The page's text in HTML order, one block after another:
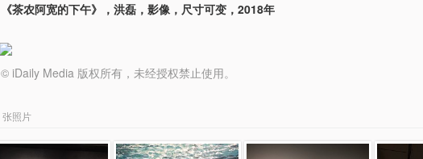
《茶农阿宽的下午》，洪磊，影像，尺寸可变，2018年
© iDaily Media 版权所有，未经授权禁止使用。
张照片